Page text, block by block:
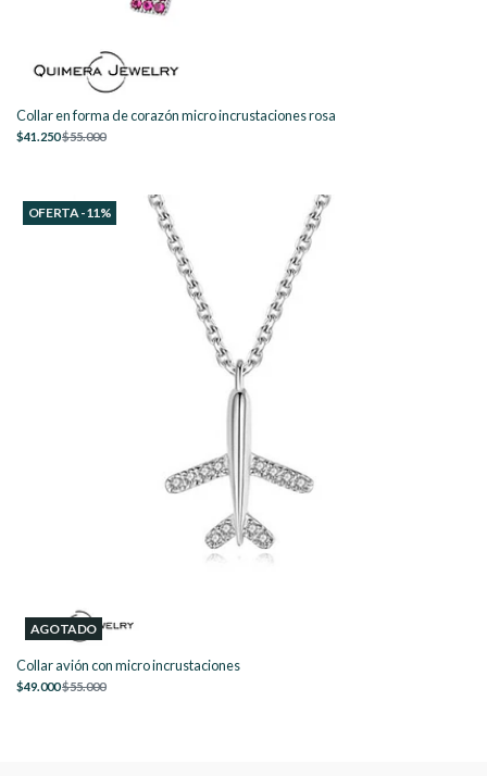
Collar en forma de corazón micro incrustaciones rosa
$41.250$55.000
OFERTA -11%
AGOTADO
Collar avión con micro incrustaciones
$49.000$55.000